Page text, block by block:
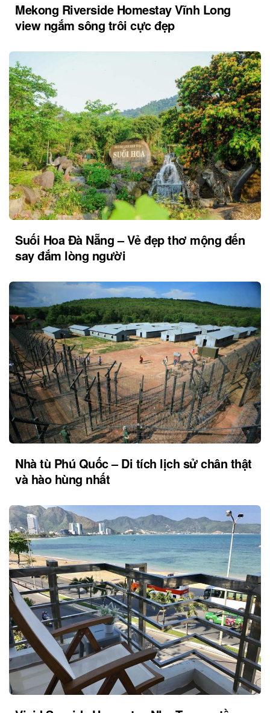
Mekong Riverside Homestay Vĩnh Long
view ngắm sông trôi cực đẹp
Suối Hoa Đà Nẵng – Vẻ đẹp thơ mộng đến
say đắm lòng người
Nhà tù Phú Quốc – Di tích lịch sử chân thật
và hào hùng nhất